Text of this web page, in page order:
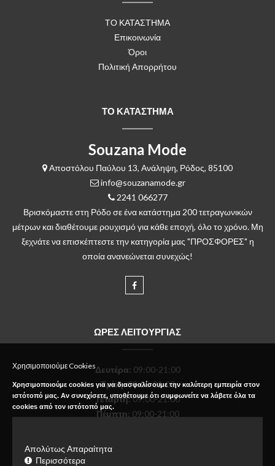
ΤΟ ΚΑΤΑΣΤΗΜΑ
Επικοινωνία
Όροι
Πολιτική Απορρήτου
ΤΟ ΚΑΤΑΣΤΗΜΑ
Souzana Mode
Αποστόλου Παύλου 13, Ανάληψη, Ρόδος, 85100
info@souzanamode.gr
2241 066277
Βρισκόμαστε στη Ρόδο σε ένα κατάστημα 200 τετραγωνικών
μέτρων και διαθέτουμε ρουχισμό για κάθε εποχή, όλο το χρόνο. Μη
ξεχνάτε να επισκέπτεστε την κατηγορία μας "ΠΡΟΣΦΟΡΕΣ" η
οποία ανανεώνεται συνεχώς!
ΩΡΕΣ ΛΕΙΤΟΥΡΓΙΑΣ
Δευτέρα: 09:00-21:00
Τρίτη:09:00-21:00
Τετάρτη:09:00-21:00
Πέμπτη: 09:00-21:00
Χρησιμοποιούμε Cookies
Χρησιμοποιούμε cookies για να διασφαλίσουμε την καλύτερη εμπειρία στον
ιστότοπό μας. Αν συνεχίσετε, υποθέτουμε ότι συμφωνείτε να λάβετε όλα τα
cookies από τον ιστότοπό μας.
Απολύτως Απαραίτητα
Περισσότερα